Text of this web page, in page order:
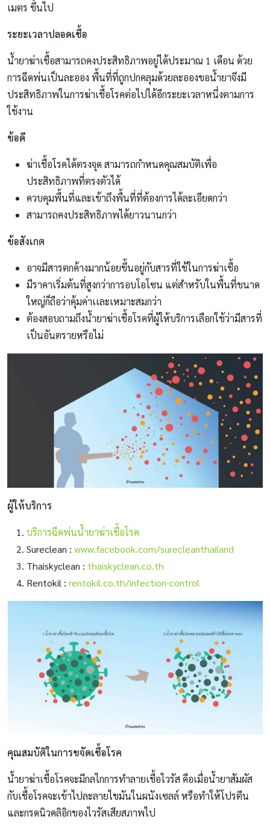
เมตร ขึ้นไป
ระยะเวลาปลอดเชื้อ
น้ำยาฆ่าเชื้อสามารถคงประสิทธิภาพอยู่ได้ประมาณ 1 เดือน ด้วย
การฉีดพ่นเป็นละออง พื้นที่ที่ถูกปกคลุมด้วยละอองขอน้ำยาจึงมี
ประสิทธิภาพในการฆ่าเชื้อโรคต่อไปได้อีกระยะเวลาหนึ่งตามการ
ใช้งาน
ข้อดี
ฆ่าเชื้อโรคได้ตรงจุด สามารถกำหนดคุณสมบัติเพื่อ
ประสิทธิภาพที่ตรงตัวได้
ควบคุมพื้นที่และเข้าถึงพื้นที่ที่ต้องการได้ละเอียดกว่า
สามารถคงประสิทธิภาพได้ยาวนานกว่า
ข้อสังเกต
อาจมีสารตกค้างมากน้อยขึ้นอยู่กับสารที่ใช้ในการฆ่าเชื้อ
มีราคาเริ่มต้นที่สูงกว่าการอบโอโซน แต่สำหรับในพื้นที่ขนาด
ใหญ่ก็ถือว่าคุ้มค่าเเละเหมาะสมกว่า
ต้องสอบถามถึงน้ำยาฆ่าเชื้อโรคที่ผู้ให้บริการเลือกใช้ว่ามีสารที่
เป็นอันตรายหรือไม่
ผู้ให้บริการ
บริการฉีดพ่นน้ำยาฆ่าเชื้อโรค
Sureclean : www.facebook.com/surecleanthailand
Thaiskyclean : thaiskyclean.co.th
Rentokil : rentokil.co.th/infection-control
คุณสมบัติในการขจัดเชื้อโรค
น้ำยาฆ่าเชื้อโรคจะมีกลไกการทำลายเชื้อไวรัส คือเมื่อน้ำยาสัมผัส
กับเชื้อโรคจะเข้าไปละลายไขมันในผนังเซลล์ หรือทำให้โปรตีน
และกรดนิวคลิอิกของไวรัสเสียสภาพไป